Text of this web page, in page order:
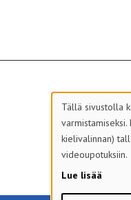
Tällä sivustolla
varmistamiseksi.
kielivalinnan)
videoupotuksiin.
Lue lisää